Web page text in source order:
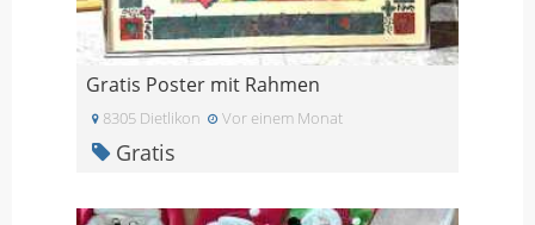
Gratis Poster mit Rahmen
8305 Dietlikon Vor einem Monat
Gratis